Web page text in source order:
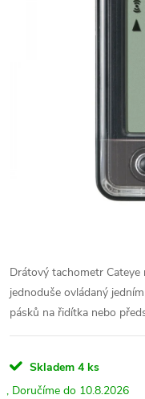
Drátový tachometr Cateye
jednoduše ovládaný
pásků na řidítka nebo
Skladem 4 ks
10.8.2026